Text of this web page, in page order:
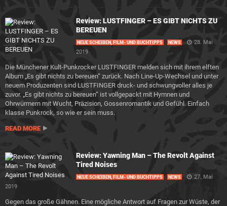
Review: LUSTFINGER – ES GIBT NICHTS ZU
BEREUEN
NEUE SCHEIBEN, FILM- UND BUCHTIPPS NEWS
28. Mai
2019
Die Münchener Kult-Punkrocker LUSTFINGER melden sich mit ihrem elften
Album „Es gibt nichts zu bereuen“ zurück. Nach Line-Up-Wechsel und unter
neuem Produzenten sind LUSTFINGER druck- und schwungvoller alles je
zuvor. „Es gibt nichts zu bereuen“ ist vollgepackt mit Hymnen und
Ohrwürmern mit Wucht, Präzision, Gossenromantik und Gefühl. Einfach
klasse Punkrock, so wie er sein muss.
READ MORE
Review: Yawning Man – The Revolt Against
Tired Noises
NEUE SCHEIBEN, FILM- UND BUCHTIPPS NEWS
27. Mai
2019
Gegen das große Gähnen. Eine mögliche Antwort auf Fragen zur Wüste, der